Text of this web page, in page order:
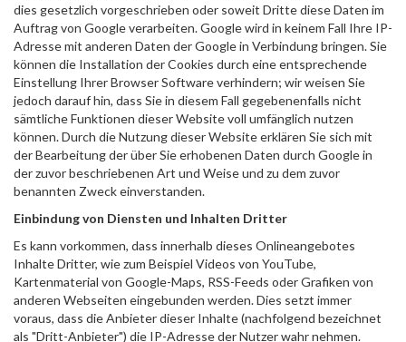
dies gesetzlich vorgeschrieben oder soweit Dritte diese Daten im
Auftrag von Google verarbeiten. Google wird in keinem Fall Ihre IP-
Adresse mit anderen Daten der Google in Verbindung bringen. Sie
können die Installation der Cookies durch eine entsprechende
Einstellung Ihrer Browser Software verhindern; wir weisen Sie
jedoch darauf hin, dass Sie in diesem Fall gegebenenfalls nicht
sämtliche Funktionen dieser Website voll umfänglich nutzen
können. Durch die Nutzung dieser Website erklären Sie sich mit
der Bearbeitung der über Sie erhobenen Daten durch Google in
der zuvor beschriebenen Art und Weise und zu dem zuvor
benannten Zweck einverstanden.
Einbindung von Diensten und Inhalten Dritter
Es kann vorkommen, dass innerhalb dieses Onlineangebotes
Inhalte Dritter, wie zum Beispiel Videos von YouTube,
Kartenmaterial von Google-Maps, RSS-Feeds oder Grafiken von
anderen Webseiten eingebunden werden. Dies setzt immer
voraus, dass die Anbieter dieser Inhalte (nachfolgend bezeichnet
als "Dritt-Anbieter") die IP-Adresse der Nutzer wahr nehmen.